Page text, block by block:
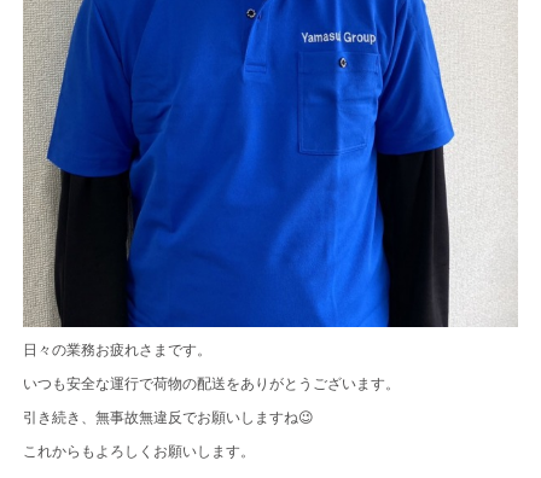
日々の業務お疲れさまです。
いつも安全な運行で荷物の配送をありがとうございます。
引き続き、無事故無違反でお願いしますね😉
これからもよろしくお願いします。